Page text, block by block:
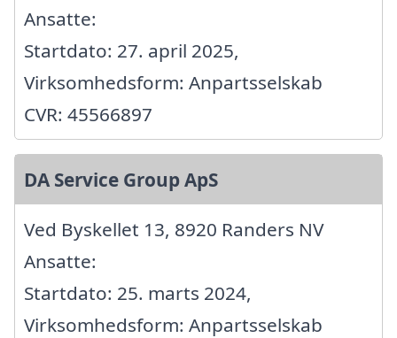
Ansatte:
Startdato: 27. april 2025,
Virksomhedsform: Anpartsselskab
CVR: 45566897
DA Service Group ApS
Ved Byskellet 13, 8920 Randers NV
Ansatte:
Startdato: 25. marts 2024,
Virksomhedsform: Anpartsselskab